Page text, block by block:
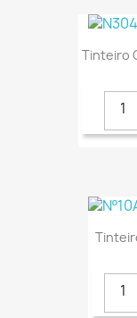
Tinteiro